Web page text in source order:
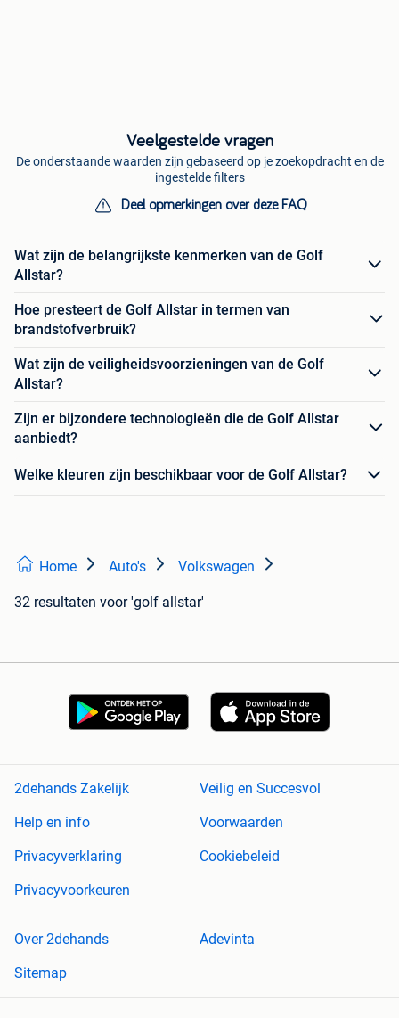
Veelgestelde vragen
De onderstaande waarden zijn gebaseerd op je zoekopdracht en de
ingestelde filters
Deel opmerkingen over deze FAQ
Wat zijn de belangrijkste kenmerken van de Golf
Allstar?
Hoe presteert de Golf Allstar in termen van
brandstofverbruik?
Wat zijn de veiligheidsvoorzieningen van de Golf
Allstar?
Zijn er bijzondere technologieën die de Golf Allstar
aanbiedt?
Welke kleuren zijn beschikbaar voor de Golf Allstar?
Home Auto's Volkswagen
32 resultaten voor 'golf allstar'
2dehands Zakelijk
Veilig en Succesvol
Help en info
Voorwaarden
Privacyverklaring
Cookiebeleid
Privacyvoorkeuren
Over 2dehands
Adevinta
Sitemap